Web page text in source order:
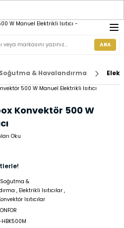
ARA
& Havalandırma
Konvektör 500 W
Oku
&
, Elektrikli Isıtıcılar ,
Isıtıcılar
HBK500M